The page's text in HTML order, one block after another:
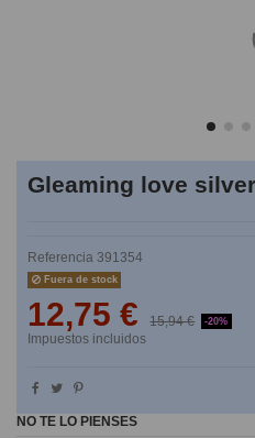
Gleaming love
Referencia 391354
Fuera de stock
12,75 € 15,94 € -20%
Impuestos incluidos
NO TE LO PIENSES